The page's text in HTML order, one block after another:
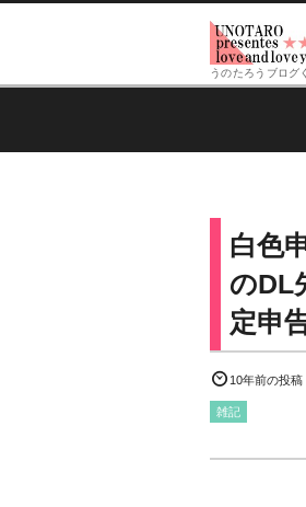
うのたろうブログ
白色
のDL
定申
10年前の投稿
雑記